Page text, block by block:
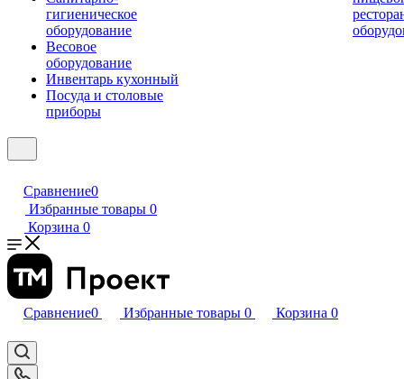
гигиеническое
оборудование
Весовое
оборудование
Инвентарь кухонный
Посуда и столовые
приборы
Сравнение0
Избранные товары 0
Корзина 0
Сравнение0 Избранные товары 0 Корзина 0